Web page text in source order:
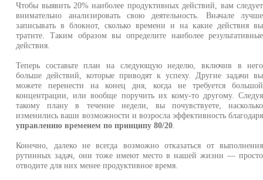
Чтобы выявить 20% наиболее продуктивных действий, вам следует
внимательно анализировать свою деятельность. Вначале лучше
записывать в блокнот, сколько времени и на какие действия вы
тратите. Таким образом вы определите наиболее результативные
действия.
Теперь составьте план на следующую неделю, включив в него
больше действий, которые приводят к успеху. Другие задачи вы
можете перенести на конец дня, когда не требуется большой
концентрации, или вообще поручить их кому-то другому. Следуя
такому плану в течение недели, вы почувствуете, насколько
изменились ваши возможности и возросла эффективность благодаря
управлению временем по принципу 80/20
Конечно, далеко не всегда возможно отказаться от выполнения
рутинных задач, они тоже имеют место в нашей жизни — просто
отводите для них менее продуктивное время.